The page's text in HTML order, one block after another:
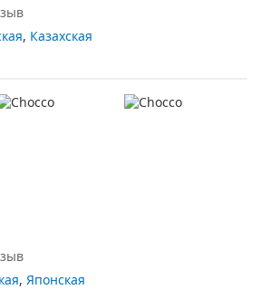
, Казахская
, Японская